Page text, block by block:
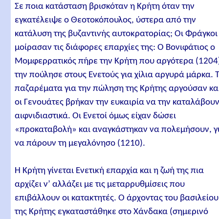
Σε ποια κατάσταση βρισκόταν η Κρήτη όταν την
εγκατέλειψε ο Θεοτοκόπουλος, ύστερα από την
κατάλυση της βυζαντινής αυτοκρατορίας; Οι Φράγκοι
μοίρασαν τις διάφορες επαρχίες της: Ο Βονιφάτιος ο
Μομφερρατικός πήρε την Κρήτη που αργότερα
την πούλησε στους Ενετούς για χίλια αργυρά μάρκα.
παζαρέματα για την πώληση της Κρήτης αργούσαν
οι Γενουάτες βρήκαν την ευκαιρία να την
αιφνιδιαστικά. Οι Ενετοί όμως είχαν δώσει
«προκαταβολή» και αναγκάστηκαν να πολεμήσουν,
να πάρουν τη μεγαλόνησο (1210).
Η Κρήτη γίνεται Ενετική επαρχία και η ζωή της πια
αρχίζει ν’ αλλάζει με τις μεταρρυθμίσεις που
επιβάλλουν οι κατακτητές. Ο άρχοντας του βασιλείου
της Κρήτης εγκαταστάθηκε στο Χάνδακα (σημερινό